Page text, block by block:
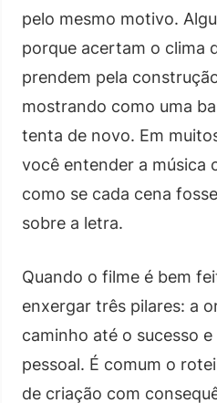
pelo mesmo motivo.
porque acertam o clima
prendem pela
mostrando como uma
tenta de novo. Em
você entender a música
como se cada cena
sobre a letra.
Quando o filme é bem
enxergar três pilares: a
caminho até o sucesso
pessoal. É comum o
de criação com